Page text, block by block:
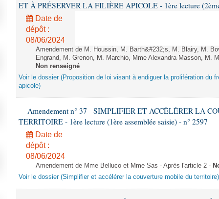
ET À PRÉSERVER LA FILIÈRE APICOLE - 1ère lecture
Date de
dépôt :
08/06/2024
Amendement de M. Houssin, M. Barth&#232;s, M. Blairy, M.
Engrand, M. Grenon, M. Marchio, Mme Alexandra Masson, M.
Non renseigné
Voir le dossier (Proposition de loi visant à endiguer la prolifération du
apicole)
Amendement n° 37 - SIMPLIFIER ET ACCÉLÉRER LA
TERRITOIRE - 1ère lecture (1ère assemblée saisie) - n° 2597
Date de
dépôt :
08/06/2024
Amendement de Mme Belluco et Mme Sas - Après l'article 2 -
Voir le dossier (Simplifier et accélérer la couverture mobile du territoire)